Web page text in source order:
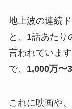
地上波の連続
と、1話あたり
言われていま
で、 1,000万〜
これに映画や